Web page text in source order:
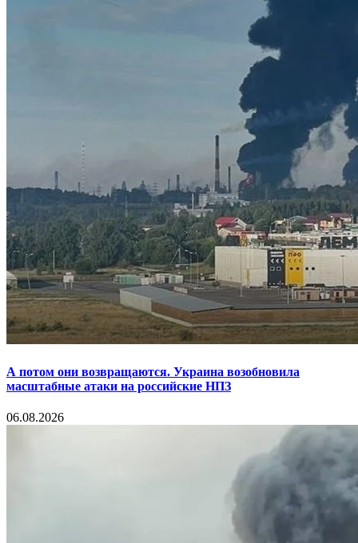
А потом они возвращаются. Украина возобновила
масштабные атаки на российские НПЗ
06.08.2026